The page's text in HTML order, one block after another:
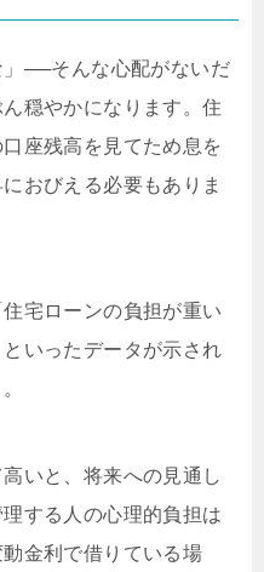
」──そんな心配がないだ
穏やかになります。住
座残高を見てため息を
おびえる必要もありま
宅ローンの負担が重い
いったデータが示され
いと、将来への見通し
する人の心理的負担は
金利で借りている場